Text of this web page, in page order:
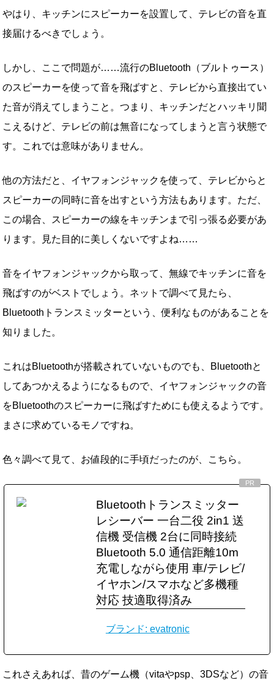
やはり、キッチンにスピーカーを設置して、テレビの音を直
接届けるべきでしょう。
しかし、ここで問題が……流行のBluetooth（ブルトゥース）
のスピーカーを使って音を飛ばすと、テレビから直接出てい
た音が消えてしまうこと。つまり、キッチンだとハッキリ聞
こえるけど、テレビの前は無音になってしまうと言う状態で
す。これでは意味がありません。
他の方法だと、イヤフォンジャックを使って、テレビからと
スピーカーの同時に音を出すという方法もあります。ただ、
この場合、スピーカーの線をキッチンまで引っ張る必要があ
ります。見た目的に美しくないですよね……
音をイヤフォンジャックから取って、無線でキッチンに音を
飛ばすのがベストでしょう。ネットで調べて見たら、
Bluetoothトランスミッターという、便利なものがあることを
知りました。
これはBluetoothが搭載されていないものでも、Bluetoothと
してあつかえるようになるもので、イヤフォンジャックの音
をBluetoothのスピーカーに飛ばすためにも使えるようです。
まさに求めているモノですね。
色々調べて見て、お値段的に手頃だったのが、こちら。
Bluetoothトランスミッター
レシーバー 一台二役 2in1 送
信機 受信機 2台に同時接続
Bluetooth 5.0 通信距離10m
充電しながら使用 車/テレビ/
イヤホン/スマホなど多機種
対応 技適取得済み
ブランド: evatronic
これさえあれば、昔のゲーム機（vitaやpsp、3DSなど）の音